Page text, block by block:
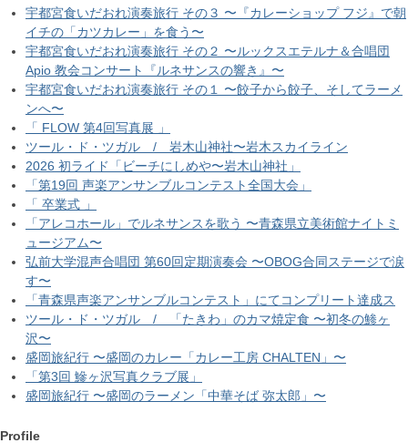
宇都宮食いだおれ演奏旅行 その３ 〜『カレーショップ フジ』で朝
イチの「カツカレー」を食う〜
宇都宮食いだおれ演奏旅行 その２ 〜ルックスエテルナ＆合唱団
Apio 教会コンサート『ルネサンスの響き』〜
宇都宮食いだおれ演奏旅行 その１ 〜餃子から餃子、そしてラーメ
ンへ〜
「 FLOW 第4回写真展 」
ツール・ド・ツガル / 岩木山神社〜岩木スカイライン
2026 初ライド「ビーチにしめや〜岩木山神社」
「第19回 声楽アンサンブルコンテスト全国大会」
「 卒業式 」
「アレコホール」でルネサンスを歌う 〜青森県立美術館ナイトミ
ュージアム〜
弘前大学混声合唱団 第60回定期演奏会 〜OBOG合同ステージで涙
す〜
「青森県声楽アンサンブルコンテスト」にてコンプリート達成ス
ツール・ド・ツガル / 「たきわ」のカマ焼定食 〜初冬の鯵ヶ
沢〜
盛岡旅紀行 〜盛岡のカレー「カレー工房 CHALTEN」〜
「第3回 鰺ヶ沢写真クラブ展」
盛岡旅紀行 〜盛岡のラーメン「中華そば 弥太郎」〜
Profile